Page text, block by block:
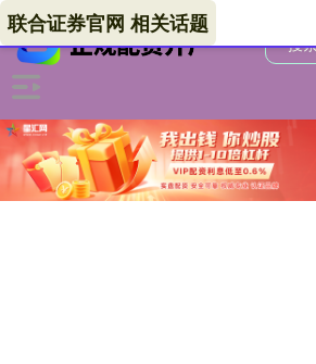
联合证券官网 相关话题